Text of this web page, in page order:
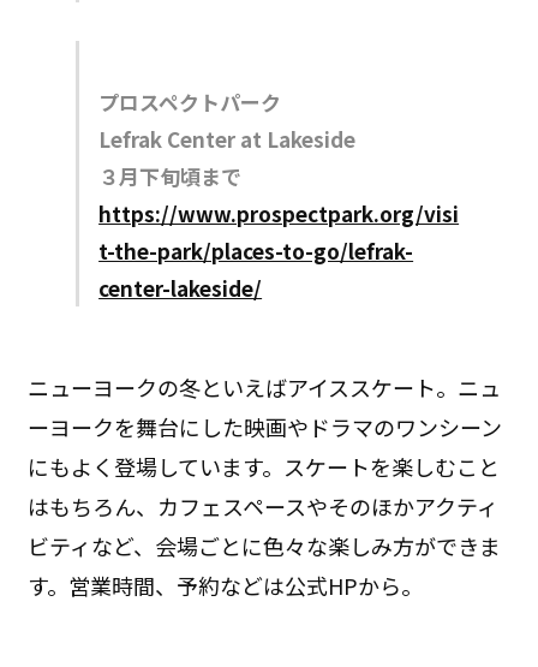
プロスペクトパーク
Lefrak Center at Lakeside
３月下旬頃まで
https://www.prospectpark.org/visi
t-the-park/places-to-go/lefrak-
center-lakeside/
ニューヨークの冬といえばアイススケート。ニュ
ーヨークを舞台にした映画やドラマのワンシーン
にもよく登場しています。スケートを楽しむこと
はもちろん、カフェスペースやそのほかアクティ
ビティなど、会場ごとに色々な楽しみ方ができま
す。営業時間、予約などは公式HPから。